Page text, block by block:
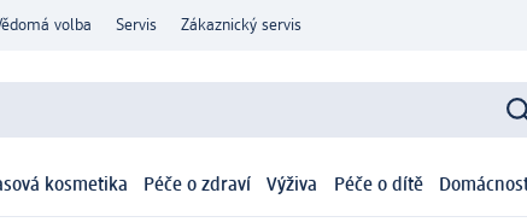
volba Servis Zákaznický servis
kosmetika Péče o zdraví Výživa Péče o dítě